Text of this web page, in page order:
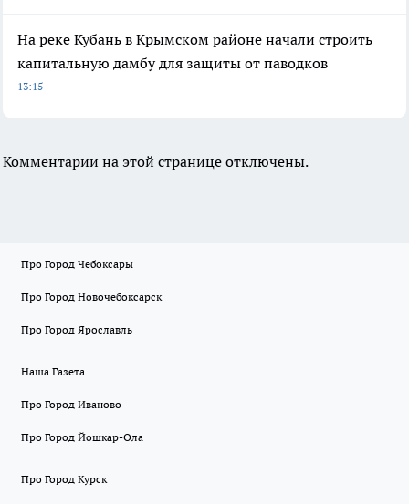
На реке Кубань в Крымском районе начали строить
капитальную дамбу для защиты от паводков
13:15
Комментарии на этой странице отключены.
Про Город Чебоксары
Про Город Новочебоксарск
Про Город Ярославль
Наша Газета
Про Город Иваново
Про Город Йошкар-Ола
Про Город Курск